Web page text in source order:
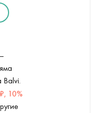
Balvi.
10%